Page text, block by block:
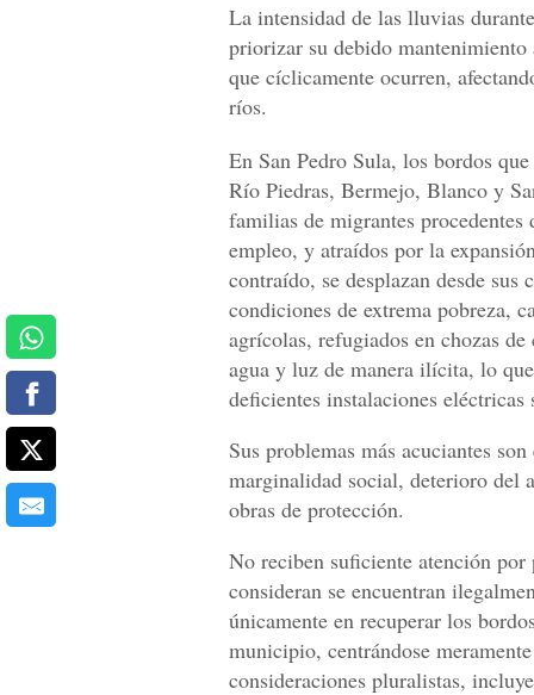
La intensidad de las lluvias
priorizar su debido mantenimiento
que cíclicamente ocurren,
ríos.
En San Pedro Sula, los bordos
Río Piedras, Bermejo, Blanco y
familias de migrantes procedentes
empleo, y atraídos por la
contraído, se desplazan desde sus
condiciones de extrema pobreza,
agrícolas, refugiados en chozas
agua y luz de manera ilícita, lo
deficientes instalaciones
Sus problemas más acuciantes
marginalidad social, deterioro del
obras de protección.
No reciben suficiente atención
consideran se encuentran
únicamente en recuperar los
municipio, centrándose
consideraciones pluralistas,